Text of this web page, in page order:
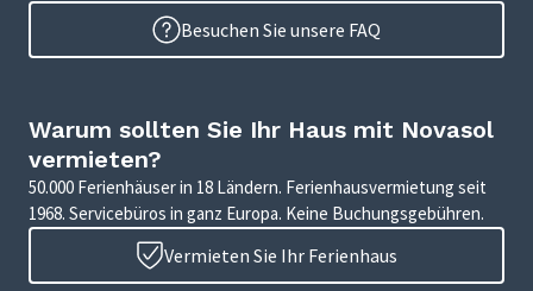
Besuchen Sie unsere FAQ
Warum sollten Sie Ihr Haus mit Novasol
vermieten?
50.000 Ferienhäuser in 18 Ländern. Ferienhausvermietung seit
1968. Servicebüros in ganz Europa. Keine Buchungsgebühren.
Vermieten Sie Ihr Ferienhaus